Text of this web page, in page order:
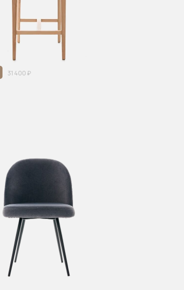
31 400 ₽